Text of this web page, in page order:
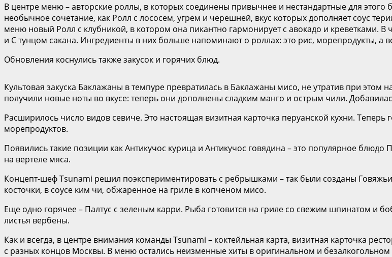
В центре меню – авторские роллы, в которых соединены привычнее и нестандартные для этого
необычное сочетание, как Ролл с лососем, угрем и черешней, вкус которых дополняет соус
меню новый Ролл с клубникой, в котором она пикантно гармонирует с авокадо и креветками.
и С тунцом сакана. Ингредиенты в них больше напоминают о роллах: это рис, морепродукты,
Обновления коснулись также закусок и горячих блюд.
Культовая закуска Баклажаны в темпуре превратилась в Баклажаны мисо, не утратив при этом
получили новые ноты во вкусе: теперь они дополнены сладким манго и острым чили.
Расширилось число видов севиче. Это настоящая визитная карточка перуанской кухни.
морепродуктов.
Появились такие позиции как Антикучос курица и Антикучос говядина – это популярное
на вертеле мяса.
Концепт-шеф Tsunami решил поэкспериментировать с ребрышками – так были созданы
косточки, в соусе ким чи, обжаренное на гриле в копченом мисо.
Еще одно горячее – Палтус с зеленым карри. Рыба готовится на гриле со свежим шпинатом и
листья вербены.
Как и всегда, в центре внимания команды Tsunami – коктейльная карта, визитная карточка
с разных концов Москвы. В меню остались неизменные хиты в оригинальном и